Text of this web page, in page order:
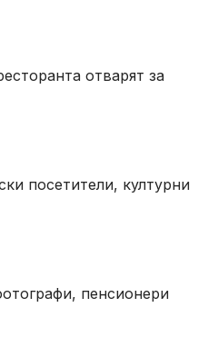
отварят за
посетители, културни
пенсионери